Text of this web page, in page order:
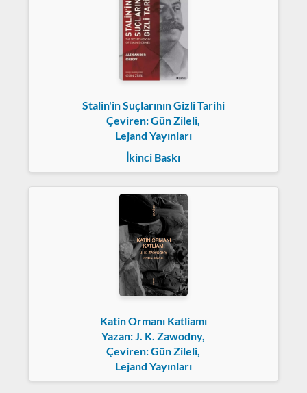
Stalin'in Suçlarının Gizli Tarihi
Çeviren: Gün Zileli,
Lejand Yayınları
İkinci Baskı
Katin Ormanı Katliamı
Yazan: J. K. Zawodny,
Çeviren: Gün Zileli,
Lejand Yayınları